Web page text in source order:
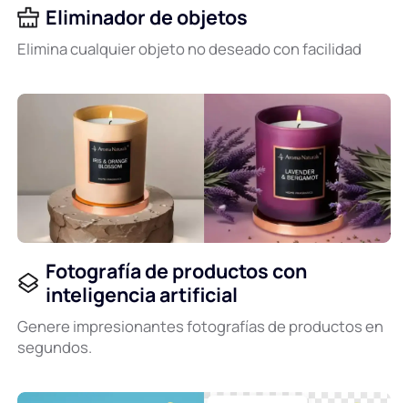
Eliminador de objetos
Elimina cualquier objeto no deseado con facilidad
Fotografía de productos con
inteligencia artificial
Genere impresionantes fotografías de productos en
segundos.